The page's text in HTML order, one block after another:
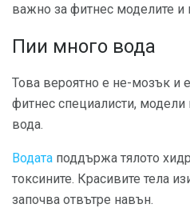
важно за фитнес моделите и
Пии много вода
Това вероятно е не-мозък и
фитнес специалисти, модели
вода.
Водата поддържа тялото
токсините. Красивите тела
започва отвътре навън.